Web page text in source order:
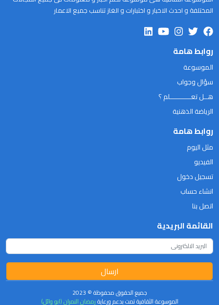
المختلفة و احدث الاخبار و اختبارات و الغاز تناسب جميع الاعمار
روابط هامة
الموسوعة
سؤال وجواب
هــل تعـــــــــــلم ؟
الرياضة الذهنية
روابط هامة
مثل اليوم
الفيديو
تسجيل دخول
انشاء حساب
اتصل بنا
القائمة البريدية
ارسال
جميع الحقوق محفوظة © 2023
الموسوعة الثقافية تمت بدعم ورعايةرمضان النمران (ابو وائل)